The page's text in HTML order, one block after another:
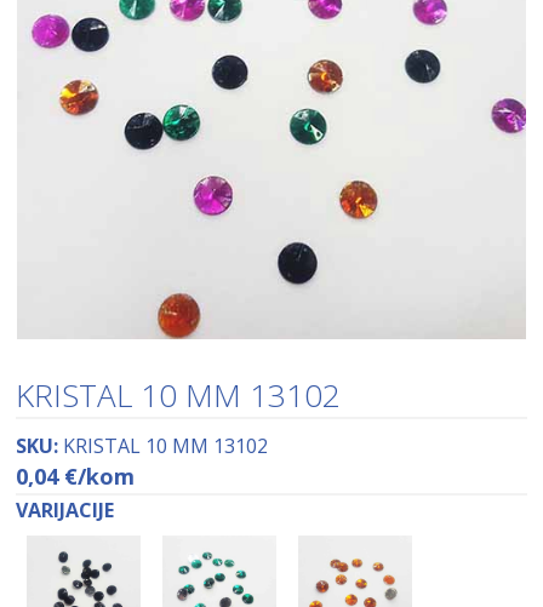
KRISTAL 10 MM 13102
SKU: KRISTAL 10 MM 13102
0,04 €/kom
VARIJACIJE